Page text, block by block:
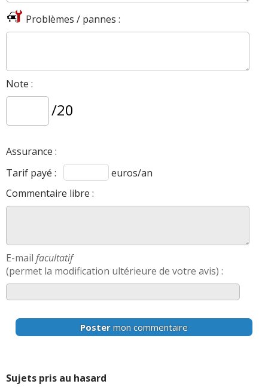
Problèmes / pannes :
Note :
/20
Assurance :
Tarif payé :
euros/an
Commentaire libre :
E-mail facultatif
(permet la modification ultérieure de votre avis) :
Poster mon commentaire
Sujets pris au hasard